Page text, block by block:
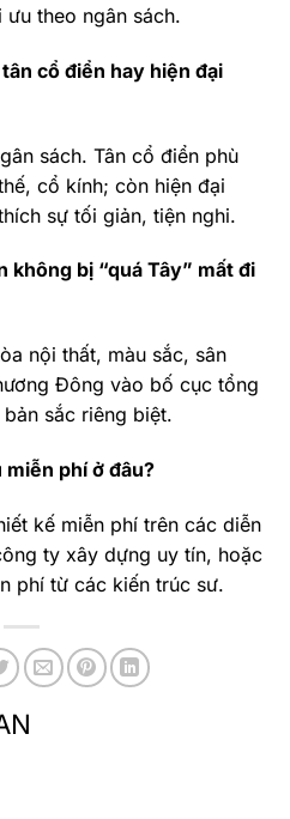
theo ngân sách.
cổ điển hay hiện đại
sách. Tân cổ điển phù
cổ kính; còn hiện đại
sự tối giản, tiện nghi.
không bị “quá Tây” mất đi
nội thất, màu sắc, sân
Đông vào bố cục tổng
sắc riêng biệt.
phí ở đâu?
kế miễn phí trên các diễn
ty xây dựng uy tín, hoặc
phí từ các kiến trúc sư.